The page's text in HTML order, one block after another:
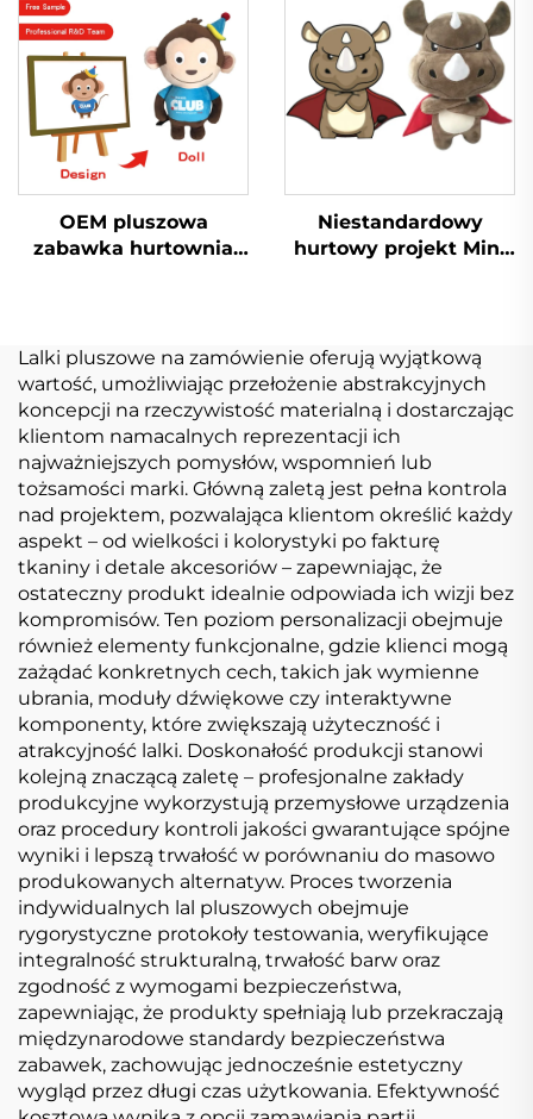
Niestandardowy
brelok do kluczy z
pluszu
szmaciana
OEM pluszowa
zabawka hurtownia
Zabawka dla zwierząt
miękka Pluszowe
zabawki dla zwierząt
Niestandardowy
hurtowy projekt Mini
zwierzęta pluszowe
niestandardowe
Lalki pluszowe na zamówienie oferują wyjątkową
wartość, umożliwiając przełożenie abstrakcyjnych
koncepcji na rzeczywistość materialną i dostarczając
klientom namacalnych reprezentacji ich
najważniejszych pomysłów, wspomnień lub
tożsamości marki. Główną zaletą jest pełna kontrola
nad projektem, pozwalająca klientom określić każdy
aspekt – od wielkości i kolorystyki po fakturę
tkaniny i detale akcesoriów – zapewniając, że
ostateczny produkt idealnie odpowiada ich wizji bez
kompromisów. Ten poziom personalizacji obejmuje
również elementy funkcjonalne, gdzie klienci mogą
zażądać konkretnych cech, takich jak wymienne
ubrania, moduły dźwiękowe czy interaktywne
komponenty, które zwiększają użyteczność i
atrakcyjność lalki. Doskonałość produkcji stanowi
kolejną znaczącą zaletę – profesjonalne zakłady
produkcyjne wykorzystują przemysłowe urządzenia
oraz procedury kontroli jakości gwarantujące spójne
wyniki i lepszą trwałość w porównaniu do masowo
produkowanych alternatyw. Proces tworzenia
indywidualnych lal pluszowych obejmuje
rygorystyczne protokoły testowania, weryfikujące
integralność strukturalną, trwałość barw oraz
zgodność z wymogami bezpieczeństwa,
zapewniając, że produkty spełniają lub przekraczają
międzynarodowe standardy bezpieczeństwa
zabawek, zachowując jednocześnie estetyczny
wygląd przez długi czas użytkowania. Efektywność